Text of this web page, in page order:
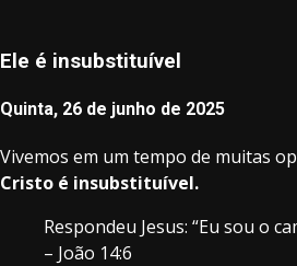
Ele é insubstituível
Quinta, 26 de junho de 2025
Vivemos em um tempo de muitas
Cristo é insubstituível.
Respondeu Jesus: “Eu sou o
– João 14:6